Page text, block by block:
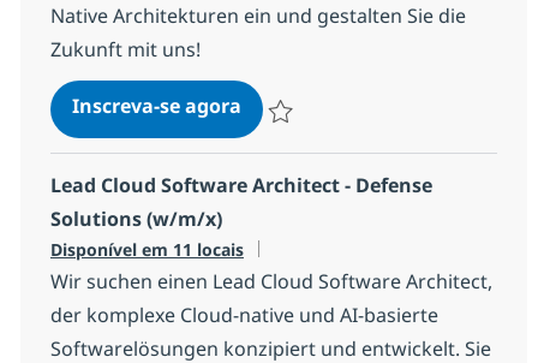
Native Architekturen ein und gestalten Sie die
Zukunft mit uns!
Inscreva-se agoraLead Consultant AI & Cloud
Lead Cloud Software Architect - Defense
Solutions (w/m/x)
Disponível em 11 locais
Wir suchen einen Lead Cloud Software Architect,
der komplexe Cloud-native und AI-basierte
Softwarelösungen konzipiert und entwickelt. Sie